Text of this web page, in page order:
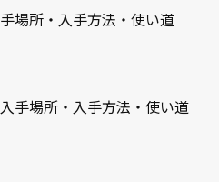
場所・入手方法・使い道
手場所・入手方法・使い道